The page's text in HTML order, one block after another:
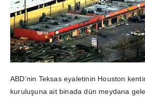
ABD’nin Teksas eyaletinin Houston
kuruluşuna ait binada dün meydana